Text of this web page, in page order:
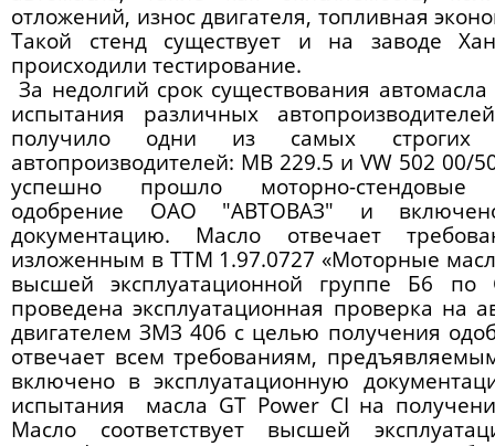
отложений, износ двигателя, топливная
Такой стенд существует и на заводе
происходили тестирование.
За недолгий срок существования автомасла
испытания различных
получило одни из самых строгих
автопроизводителей: MB 229.5 и VW 502 00/
успешно прошло моторно-стендовые
одобрение ОАО "АВТОВАЗ" и
документацию. Масло отвечает
изложенным в ТТМ 1.97.0727 «Моторные
высшей эксплуатационной группе Б6
проведена эксплуатационная проверка на
двигателем ЗМЗ 406 с целью получения
отвечает всем требованиям,
включено в эксплуатационную
испытания масла GT Power CI на
Масло соответствует высшей